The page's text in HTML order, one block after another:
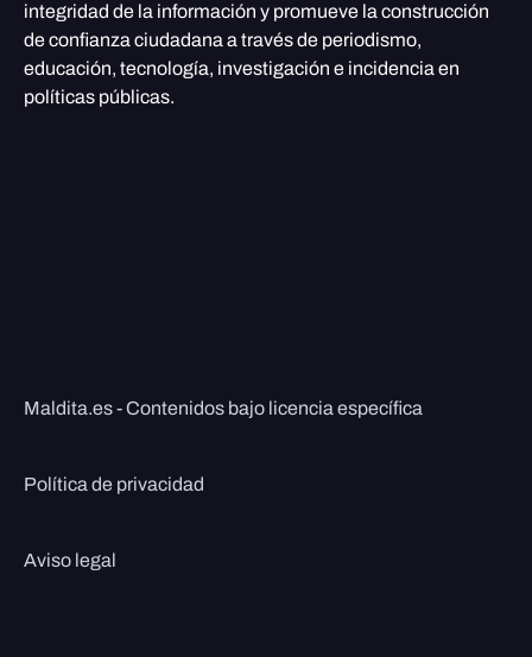
integridad de la información y promueve la construcción
de confianza ciudadana a través de periodismo,
educación, tecnología, investigación e incidencia en
políticas públicas.
Maldita.es - Contenidos bajo licencia específica
Política de privacidad
Aviso legal